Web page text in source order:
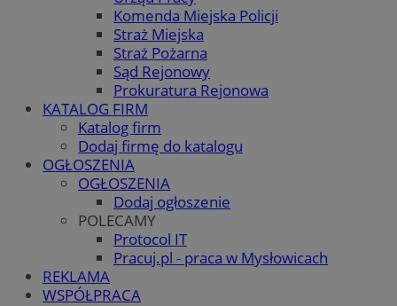
Komenda Miejska Policji
Straż Miejska
Straż Pożarna
Sąd Rejonowy
Prokuratura Rejonowa
KATALOG FIRM
Katalog firm
Dodaj firmę do katalogu
OGŁOSZENIA
OGŁOSZENIA
Dodaj ogłoszenie
POLECAMY
Protocol IT
Pracuj.pl - praca w Mysłowicach
REKLAMA
WSPÓŁPRACA